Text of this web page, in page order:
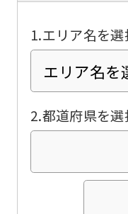
1.エリア名を選
2.都道府県を選